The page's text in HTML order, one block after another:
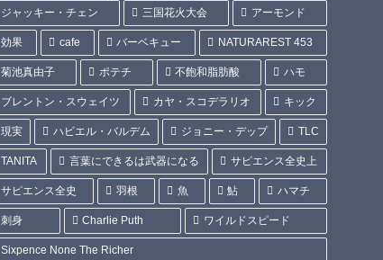
ジャッキー・チェン 三国花火大会 アーモンド
効果 cafe バーベキュー NATURAREST 453
菊池真由子 ポテチ 不飽和脂肪酸 ハモ
ブレントン・スウェイツ カヤ・スコデラリオ キック
現実 ハビエル・バルデム ジョニー・デップ TLC
TANITA 言葉にできるは武器になる サピエンス全史上
サピエンス全史 羽根 魚 鮎 ハマチ
刺身 Charlie Puth ワイルドスピード
Sixpence None The Richer